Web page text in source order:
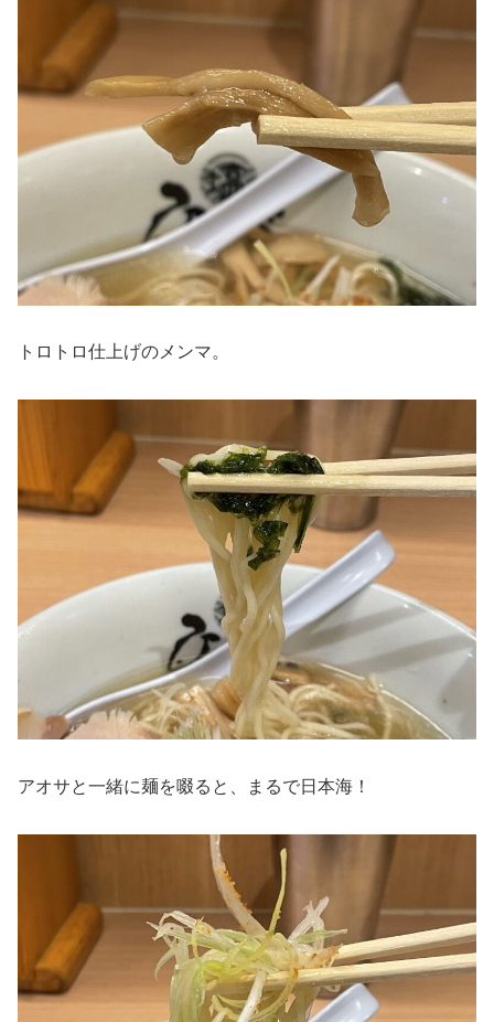
トロトロ仕上げのメンマ。
アオサと一緒に麺を啜ると、まるで日本海！